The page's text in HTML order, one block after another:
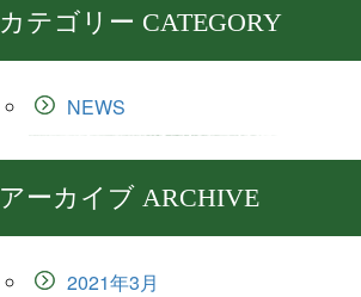
カテゴリー CATEGORY
NEWS
アーカイブ ARCHIVE
2021年3月